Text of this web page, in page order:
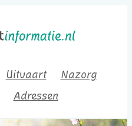
Uitvaart
Nazorg
Adressen